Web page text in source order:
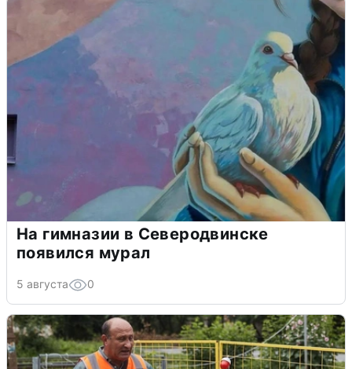
На гимназии в Северодвинске
появился мурал
5 августа 0